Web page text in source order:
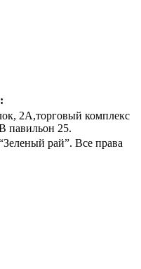
2А,торговый комплекс
павильон 25.
рай”. Все права